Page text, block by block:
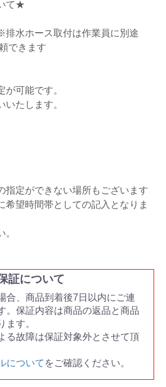
て★
水ホース取付は作業員に別途
できます
可能です。
いたします。
定ができない場所もございます
希望時間帯としての記入となりま
証について
合、商品到着後7日以内にご連
。保証内容は商品の返品と商品
ます。
る故障は保証対象外とさせて頂
について をご確認ください。